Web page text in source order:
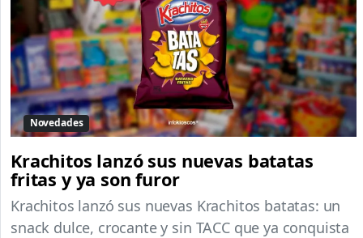
Novedades
Krachitos lanzó sus nuevas batatas
fritas y ya son furor
Krachitos lanzó sus nuevas Krachitos batatas: un
snack dulce, crocante y sin TACC que ya conquista